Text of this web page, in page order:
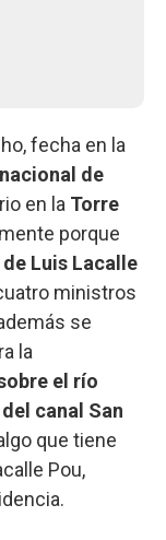
fecha en la
de
en la Torre
porque
Luis Lacalle
ministros
se
la
el río
canal San
que tiene
Pou,